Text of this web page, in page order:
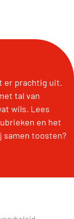
er prachtig uit.
tal van
wils. Lees
en het
samen toosten?